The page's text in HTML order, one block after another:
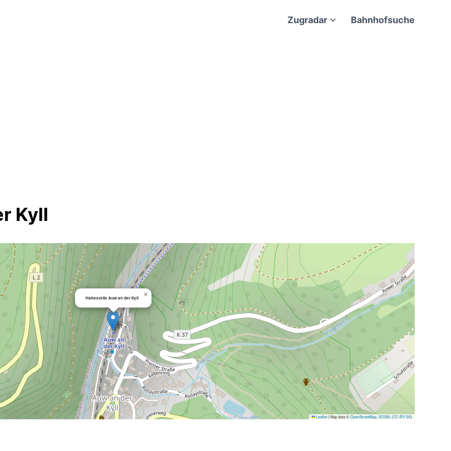
Zugradar Bahnhofsuche
Kyll
Haltestelle Auw an der Kyll ×
Leaflet|Map data ©OpenStreetMap SOSM , (CC-BY-SA)